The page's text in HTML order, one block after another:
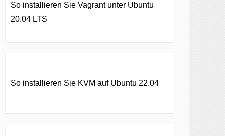
So installieren Sie Vagrant unter Ubuntu
20.04 LTS
So installieren Sie KVM auf Ubuntu 22.04